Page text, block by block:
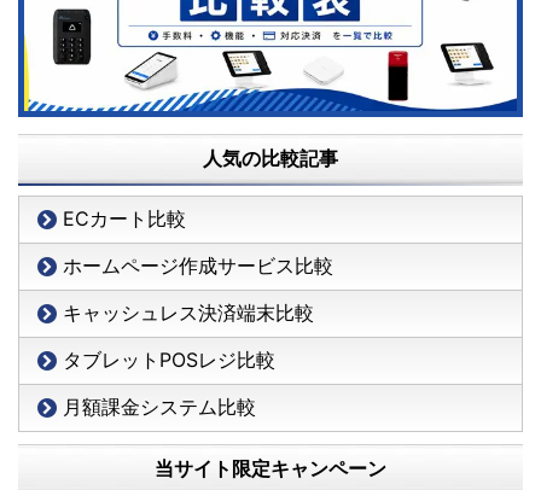
人気の比較記事
ECカート比較
ホームページ作成サービス比較
キャッシュレス決済端末比較
タブレットPOSレジ比較
月額課金システム比較
当サイト限定キャンペーン